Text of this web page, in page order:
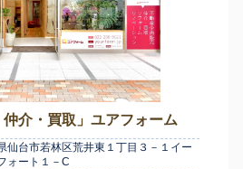
仲介・買取」ユアフォーム
仙台市若林区荒井東１丁目３－１イー
ォート１－C